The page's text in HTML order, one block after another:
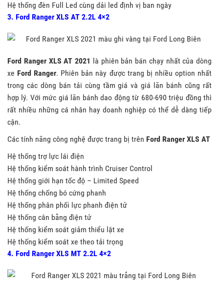
Hệ thống đèn Full Led cùng dải led định vị ban ngày
3. Ford Ranger XLS AT 2.2L 4×2
Ford Ranger XLS AT 2021 là phiên bản bán chạy nhất của dòng
xe Ford Ranger. Phiên bản này được trang bị nhiều option nhất
trong các dòng bán tải cùng tầm giá và giá lăn bánh cũng rất
hợp lý. Với mức giá lăn bánh dao động từ 680-690 triệu đồng thì
rất nhiều những cá nhân hay doanh nghiệp có thể dễ dàng tiếp
cận.
Các tính năng công nghệ được trang bị trên Ford Ranger XLS AT
Hệ thống trợ lực lái điện
Hệ thống kiểm soát hành trình Cruiser Control
Hệ thống giới hạn tốc độ – Limited Speed
Hệ thống chống bó cứng phanh
Hệ thống phân phối lực phanh điện tử
Hệ thống cân bằng điện tử
Hệ thống kiểm soát giảm thiểu lật xe
Hệ thống kiểm soát xe theo tải trọng
4. Ford Ranger XLS MT 2.2L 4×2